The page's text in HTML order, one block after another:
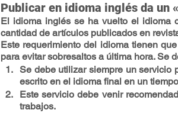
Publicar en idioma inglés da un
El idioma inglés se ha vuelto el idioma
cantidad de artículos publicados en
Este requerimiento del idioma tienen
para evitar sobresaltos a última hora. Se
Se debe utilizar siempre un servicio
escrito en el idioma final en un
Este servicio debe venir
trabajos.